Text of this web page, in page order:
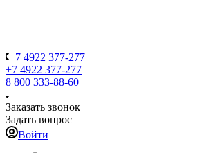
+7 4922 377-277
+7 4922 377-277
8 800 333-88-60
Заказать звонок
Задать вопрос
Войти